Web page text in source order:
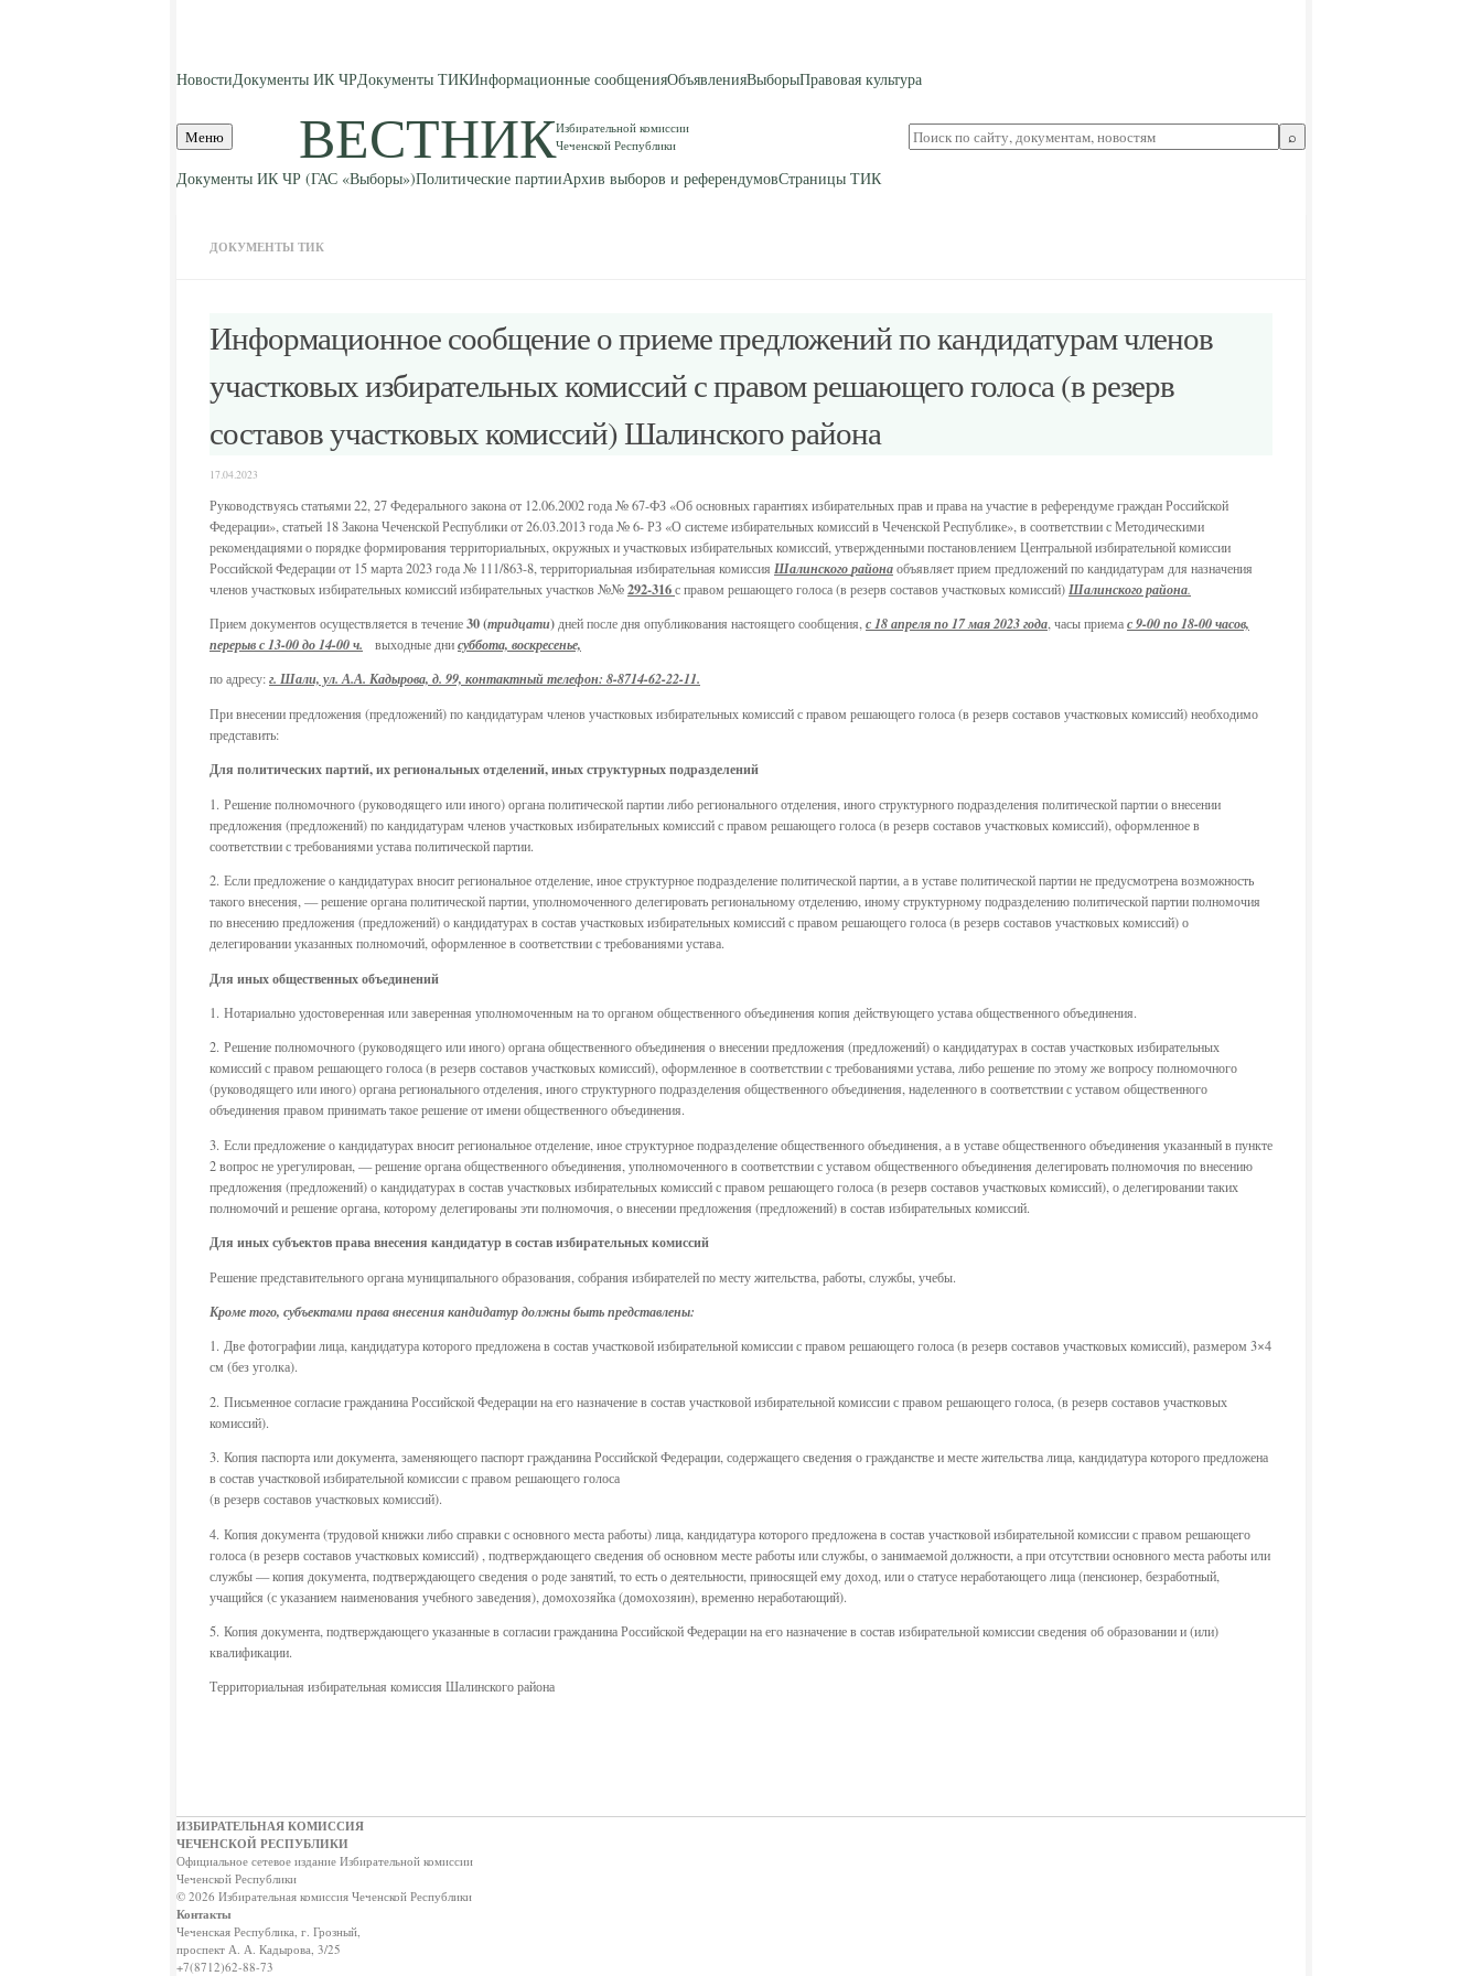
НовостиДокументы ИК ЧРДокументы ТИКИнформационные сообщенияОбъявленияВыборыПравовая культура
Меню ВЕСТНИКИзбирательной комиссии
Чеченской Республики
Поиск
по
⌕
Документы ИК ЧР (ГАС «Выборы»)Политические партииАрхив выборов и референдумовСтраницы ТИК
ДОКУМЕНТЫ ТИК
Информационное сообщение о приеме предложений по кандидатурам членов
участковых избирательных комиссий с правом решающего голоса (в резерв
составов участковых комиссий) Шалинского района
17.04.2023
Руководствуясь статьями 22, 27 Федерального закона от 12.06.2002 года № 67-ФЗ «Об основных гарантиях избирательных прав и права на участие в референдуме граждан Российской
Федерации», статьей 18 Закона Чеченской Республики от 26.03.2013 года № 6- РЗ «О системе избирательных комиссий в Чеченской Республике», в соответствии с Методическими
рекомендациями о порядке формирования территориальных, окружных и участковых избирательных комиссий, утвержденными постановлением Центральной избирательной комиссии
Российской Федерации от 15 марта 2023 года № 111/863-8, территориальная избирательная комиссия Шалинскогорайонаобъявляет прием предложений по кандидатурам для назначения
членов участковых избирательных комиссий избирательных участков №№292-316с правом решающего голоса (в резерв составов участковых комиссий)Шалинского района
Прием документов осуществляется в течение30 (тридцати) дней после дня опубликования настоящего сообщения, с 18 апреля по 17 мая 2023 года, часы приемас 9-00 по 18-00 часов,
перерыв с 13-00 до 14-00 ч. выходные днисуббота, воскресенье,
по адресу:г. Шали, ул. А.А. Кадырова, д. 99, контактный телефон: 8-8714-62-22-11.
При внесении предложения (предложений) по кандидатурам членов участковых избирательных комиссий с правом решающего голоса (в резерв составов участковых комиссий) необходимо
представить:
Для политических партий, их региональных отделений, иных структурных подразделений
1. Решение полномочного (руководящего или иного) органа политической партии либо регионального отделения, иного структурного подразделения политической партии о внесении
предложения (предложений) по кандидатурам членов участковых избирательных комиссий с правом решающего голоса (в резерв составов участковых комиссий), оформленное в
соответствии с требованиями устава политической партии.
2. Если предложение о кандидатурах вносит региональное отделение, иное структурное подразделение политической партии, а в уставе политической партии не предусмотрена возможность
такого внесения, — решение органа политической партии, уполномоченного делегировать региональному отделению, иному структурному подразделению политической партии полномочия
по внесению предложения (предложений) о кандидатурах в состав участковых избирательных комиссий с правом решающего голоса (в резерв составов участковых комиссий) о
делегировании указанных полномочий, оформленное в соответствии с требованиями устава.
Для иных общественных объединений
1. Нотариально удостоверенная или заверенная уполномоченным на то органом общественного объединения копия действующего устава общественного объединения.
2. Решение полномочного (руководящего или иного) органа общественного объединения о внесении предложения (предложений) о кандидатурах в состав участковых избирательных
комиссий с правом решающего голоса (в резерв составов участковых комиссий), оформленное в соответствии с требованиями устава, либо решение по этому же вопросу полномочного
(руководящего или иного) органа регионального отделения, иного структурного подразделения общественного объединения, наделенного в соответствии с уставом общественного
объединения правом принимать такое решение от имени общественного объединения.
3. Если предложение о кандидатурах вносит региональное отделение, иное структурное подразделение общественного объединения, а в уставе общественного объединения указанный в пункте
2 вопрос не урегулирован, — решение органа общественного объединения, уполномоченного в соответствии с уставом общественного объединения делегировать полномочия по внесению
предложения (предложений) о кандидатурах в состав участковых избирательных комиссий с правом решающего голоса (в резерв составов участковых комиссий), о делегировании таких
полномочий и решение органа, которому делегированы эти полномочия, о внесении предложения (предложений) в состав избирательных комиссий.
Для иных субъектов права внесения кандидатур в состав избирательных комиссий
Решение представительного органа муниципального образования, собрания избирателей по месту жительства, работы, службы, учебы.
Кроме того, субъектами права внесения кандидатур должны быть представлены:
1. Две фотографии лица, кандидатура которого предложена в состав участковой избирательной комиссии с правом решающего голоса (в резерв составов участковых комиссий), размером 3×4
см (без уголка).
2. Письменное согласие гражданина Российской Федерации на его назначение в состав участковой избирательной комиссии с правом решающего голоса, (в резерв составов участковых
комиссий).
3. Копия паспорта или документа, заменяющего паспорт гражданина Российской Федерации, содержащего сведения о гражданстве и месте жительства лица, кандидатура которого предложена
в состав участковой избирательной комиссии с правом решающего голоса
(в резерв составов участковых комиссий).
4. Копия документа (трудовой книжки либо справки с основного места работы) лица, кандидатура которого предложена в состав участковой избирательной комиссии с правом решающего
голоса (в резерв составов участковых комиссий) , подтверждающего сведения об основном месте работы или службы, о занимаемой должности, а при отсутствии основного места работы или
службы — копия документа, подтверждающего сведения о роде занятий, то есть о деятельности, приносящей ему доход, или о статусе неработающего лица (пенсионер, безработный,
учащийся (с указанием наименования учебного заведения), домохозяйка (домохозяин), временно неработающий).
5. Копия документа, подтверждающего указанные в согласии гражданина Российской Федерации на его назначение в состав избирательной комиссии сведения об образовании и (или)
квалификации.
Территориальная избирательная комиссия Шалинского района
ИЗБИРАТЕЛЬНАЯ КОМИССИЯ
ЧЕЧЕНСКОЙ РЕСПУБЛИКИ
Официальное сетевое издание Избирательной комиссии
Чеченской Республики
© 2026 Избирательная комиссия Чеченской Республики
Контакты
Чеченская Республика, г. Грозный,
проспект А. А. Кадырова, 3/25
+7(8712)62-88-73